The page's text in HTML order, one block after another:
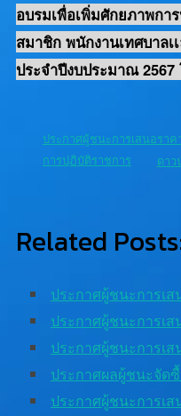
อบรมเพื่อเพิ่มศักยภาพกา
สมาชิก พนักงานเทศบาลเ
ประจำปีงบประมาณ 2567
ประกาศผู้ชนะการเสนอราค
การปฏิบัติราชการ
ดาว
Related
ประกาศผู้ชนะการเ
ประกาศผู้ชนะการเ
ประกาศผู้ชนะการเ
ประกาศผลผู้ชนะจัด
ประกาศผู้ชนะการเ